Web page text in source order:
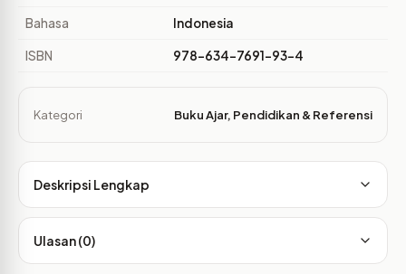
Bahasa Indonesia
ISBN 978-634-7691-93-4
Kategori Buku Ajar, Pendidikan & Referensi
Deskripsi Lengkap
Ulasan (0)